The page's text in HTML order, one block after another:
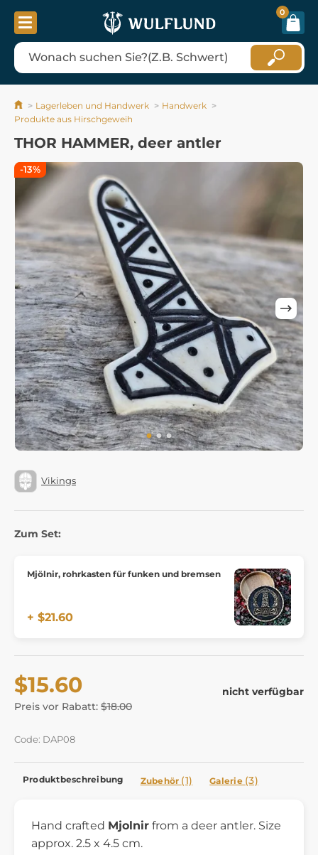
0
Lagerleben und Handwerk
Handwerk
Produkte aus Hirschgeweih
THOR HAMMER, deer antler
Vikings
Zum Set:
Mjölnir, rohrkasten für funken und bremsen
+ $21.60
$15.60
Preis vor Rabatt: $18.00
nicht verfügbar
Code: DAP08
-13%
Produktbeschreibung Zubehör (1) Galerie (3)
Hand crafted Mjolnir from a deer antler. Size
approx. 2.5 x 4.5 cm.